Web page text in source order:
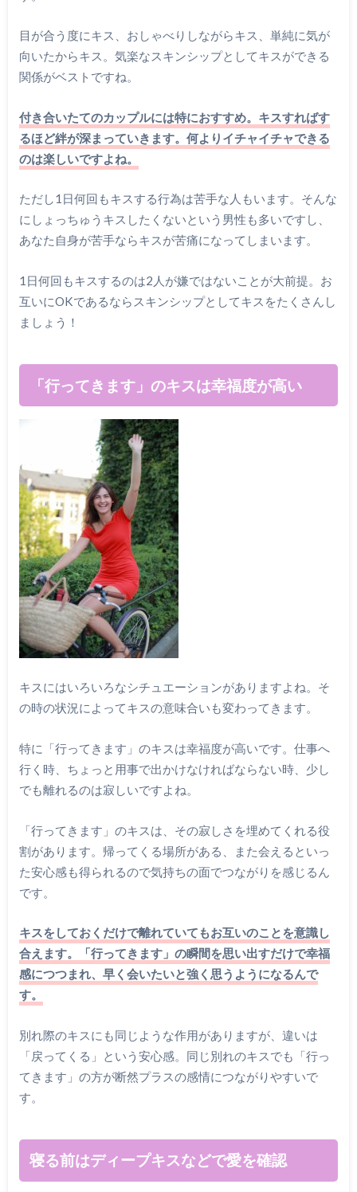
目が合う度にキス、おしゃべりしながらキス、単純に気が
向いたからキス。気楽なスキンシップとしてキスができる
関係がベストですね。
付き合いたてのカップルには特におすすめ。キスすればす
るほど絆が深まっていきます。何よりイチャイチャできる
のは楽しいですよね。
ただし1日何回もキスする行為は苦手な人もいます。そんな
にしょっちゅうキスしたくないという男性も多いですし、
あなた自身が苦手ならキスが苦痛になってしまいます。
1日何回もキスするのは2人が嫌ではないことが大前提。お
互いにOKであるならスキンシップとしてキスをたくさんし
ましょう！
「行ってきます」のキスは幸福度が高い
キスにはいろいろなシチュエーションがありますよね。そ
の時の状況によってキスの意味合いも変わってきます。
特に「行ってきます」のキスは幸福度が高いです。仕事へ
行く時、ちょっと用事で出かけなければならない時、少し
でも離れるのは寂しいですよね。
「行ってきます」のキスは、その寂しさを埋めてくれる役
割があります。帰ってくる場所がある、また会えるといっ
た安心感も得られるので気持ちの面でつながりを感じるん
です。
キスをしておくだけで離れていてもお互いのことを意識し
合えます。「行ってきます」の瞬間を思い出すだけで幸福
感につつまれ、早く会いたいと強く思うようになるんで
す。
別れ際のキスにも同じような作用がありますが、違いは
「戻ってくる」という安心感。同じ別れのキスでも「行っ
てきます」の方が断然プラスの感情につながりやすいで
す。
寝る前はディープキスなどで愛を確認